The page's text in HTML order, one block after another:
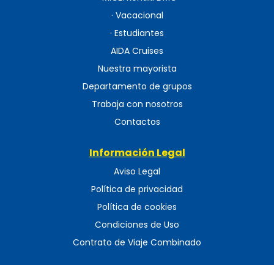
· Vacacional
· Estudiantes
AIDA Cruises
Nuestra mayorista
Departamento de grupos
Trabaja con nosotros
Contactos
Información Legal
Aviso Legal
Política de privacidad
Política de cookies
Condiciones de Uso
Contrato de Viaje Combinado